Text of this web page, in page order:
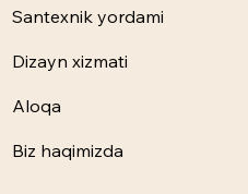
Santexnik yordami
Dizayn xizmati
Aloqa
Biz haqimizda